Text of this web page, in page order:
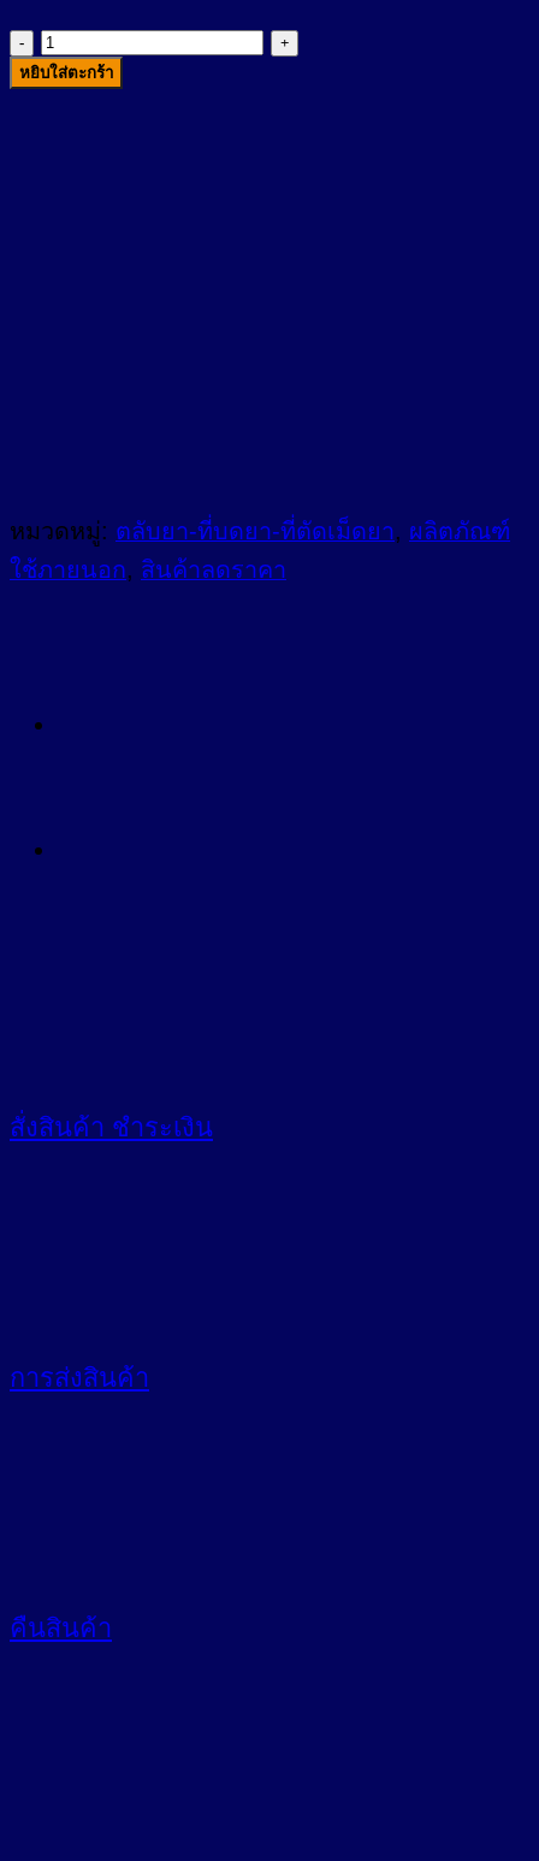
จำนวน
ตลับ
หยิบใส่ตะกร้า
หมวดหมู่: ตลับยา-ที่บดยา-ที่ตัดเม็ดยา, ผลิตภัณฑ์
ใช้ภายนอก, สินค้าลดราคา
สั่งสินค้า ชำระเงิน
การส่งสินค้า
คืนสินค้า